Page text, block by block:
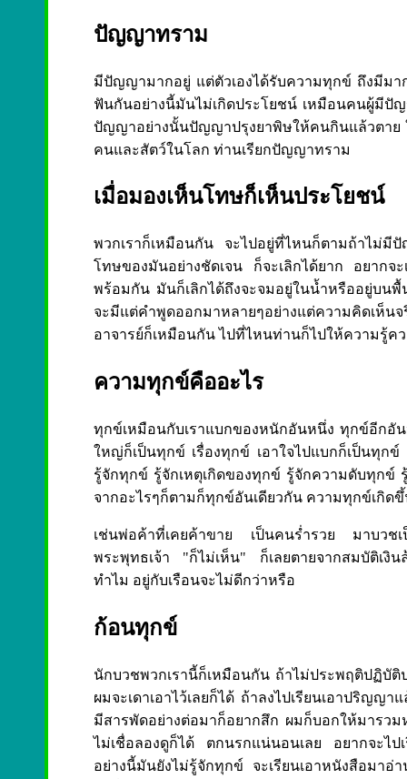
ปัญญาทราม
มีปัญญามากอยู่ แต่ตัวเองได้รับความทุกข์ ถึงมีมา
ฟันกันอย่างนี้มันไม่เกิดประโยชน์ เหมือนคนผู้มี
ปัญญาอย่างนั้นปัญญาปรุงยาพิษให้คนกินแล้วตาย
คนและสัตว์ในโลก ท่านเรียกปัญญาทราม
เมื่อมองเห็นโทษก็เห็นประโยชน์
พวกเราก็เหมือนกัน จะไปอยู่ที่ไหนก็ตามถ้าไม่มี
โทษของมันอย่างชัดเจน ก็จะเลิกได้ยาก อยากจ
พร้อมกัน มันก็เลิกได้ถึงจะจมอยู่ในน้ำหรืออยู่บน
จะมีแต่คำพูดออกมาหลายๆอย่างแต่ความคิดเห็
อาจารย์ก็เหมือนกัน ไปที่ไหนท่านก็ไปให้ความรู้ค
ความทุกข์คืออะไร
ทุกข์เหมือนกับเราแบกของหนักอันหนึ่ง ทุกข์อีก
ใหญ่ก็เป็นทุกข์ เรื่องทุกข์ เอาใจไปแบกก็เป็นทุก
รู้จักทุกข์ รู้จักเหตุเกิดของทุกข์ รู้จักความดับทุก
จากอะไรๆก็ตามก็ทุกข์อันเดียวกัน ความทุกข์เกิด
เช่นพ่อค้าที่เคยค้าขาย เป็นคนร่ำรวย มาบวช
พระพุทธเจ้า "ก็ไม่เห็น" ก็เลยตายจากสมบัติเงิน
ทำไม อยู่กับเรือนจะไม่ดีกว่าหรือ
ก้อนทุกข์
นักบวชพวกเรานี้ก็เหมือนกัน ถ้าไม่ประพฤติปฏิบั
ผมจะเดาเอาไว้เลยก็ได้ ถ้าลงไปเรียนเอาปริญ
มีสารพัดอย่างต่อมาก็อยากสึก ผมก็บอกให้มารว
ไม่เชื่อลองดูก็ได้ ตกนรกแน่นอนเลย อยากจะไ
อย่างนี้มันยังไม่รู้จักทุกข์ จะเรียนเอาหนังสือมา